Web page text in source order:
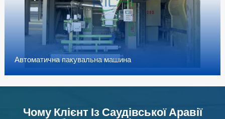
Автоматична пакувальна машина
Чому Клієнт Із Саудівської Аравії